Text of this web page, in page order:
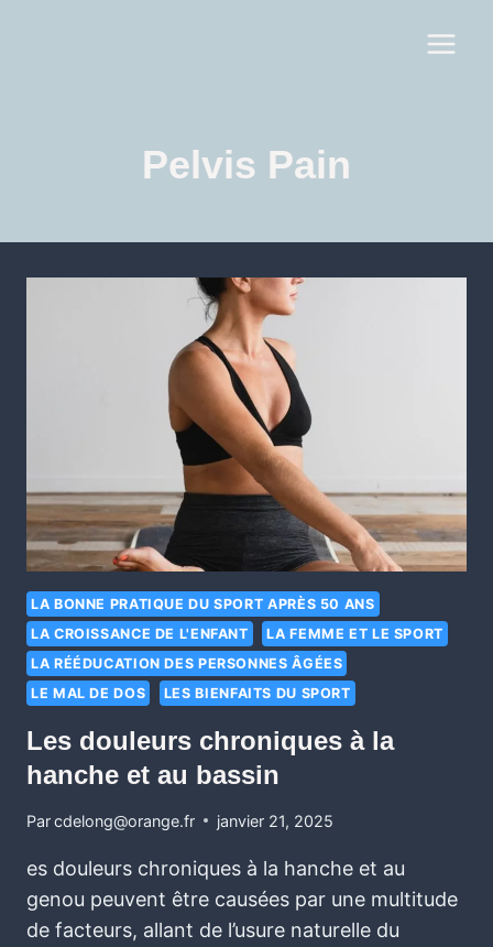
Pelvis Pain
LA BONNE PRATIQUE DU SPORT APRÈS 50 ANS
LA CROISSANCE DE L'ENFANT
LA FEMME ET LE SPORT
LA RÉÉDUCATION DES PERSONNES ÂGÉES
LE MAL DE DOS
LES BIENFAITS DU SPORT
Les douleurs chroniques à la
hanche et au bassin
Parcdelong@orange.fr janvier 21, 2025
es douleurs chroniques à la hanche et au
genou peuvent être causées par une multitude
de facteurs, allant de l’usure naturelle du